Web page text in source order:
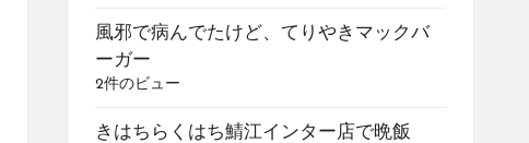
風邪で病んでたけど、てりやきマックバ
ーガー
2件のビュー
きはちらくはち鯖江インター店で晩飯